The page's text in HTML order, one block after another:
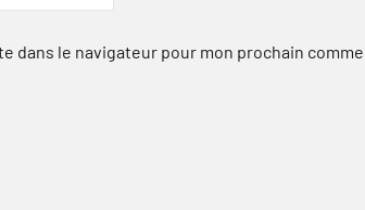
dans le navigateur pour mon prochain